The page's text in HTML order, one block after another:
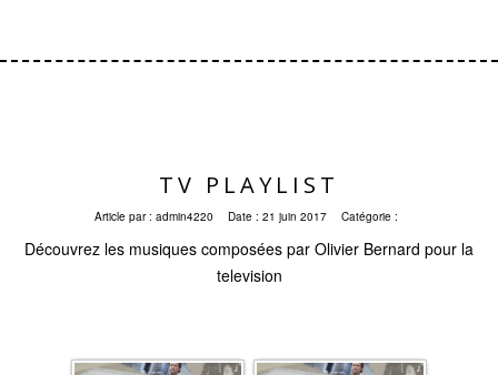
TV PLAYLIST
Article par : admin4220 Date : 21 juin 2017 Catégorie :
Découvrez les musiques composées par Olivier Bernard pour la
television